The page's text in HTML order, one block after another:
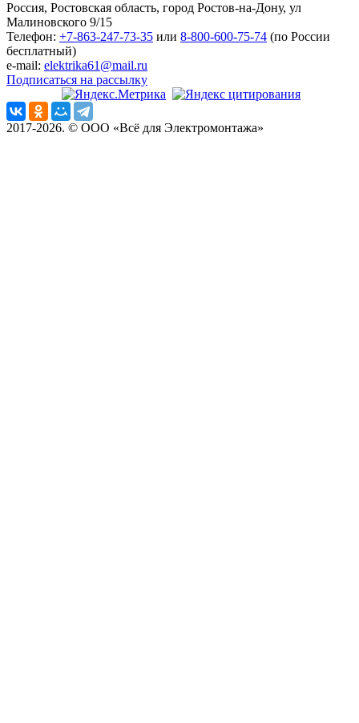
Россия, Ростовская область, город Ростов-на-Дону, ул
Малиновского 9/15
Телефон: +7-863-247-73-35 или 8-800-600-75-74 (по России
бесплатный)
e-mail: elektrika61@mail.ru
Подписаться на рассылку
2017-2026. © ООО «Всё для Электромонтажа»